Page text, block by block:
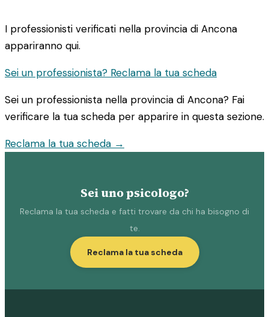
I professionisti verificati nella provincia di Ancona
appariranno qui.
Sei un professionista? Reclama la tua scheda
Sei un professionista nella provincia di Ancona? Fai
verificare la tua scheda per apparire in questa sezione.
Reclama la tua scheda →
Sei uno psicologo?
Reclama la tua scheda e fatti trovare da chi ha bisogno di
te.
Reclama la tua scheda